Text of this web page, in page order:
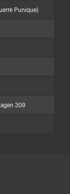
Punique)
309